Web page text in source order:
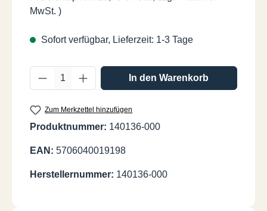
MwSt. )
Sofort verfügbar, Lieferzeit: 1-3 Tage
Produkt Anzahl: Gib den gewünschten
In den Warenkorb
Zum Merkzettel hinzufügen
Produktnummer: 140136-000
EAN: 5706040019198
Herstellernummer: 140136-000